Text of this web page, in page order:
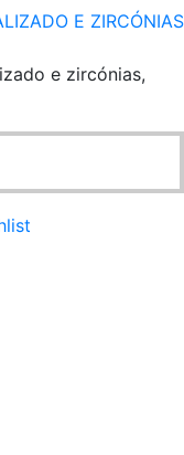
E ZIRCÓNIAS
e zircónias,